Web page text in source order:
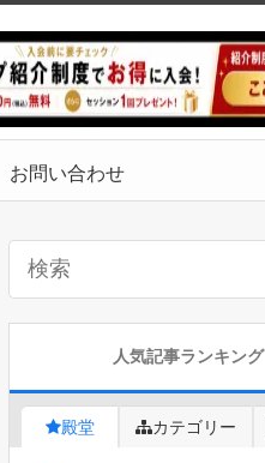
お問い合わせ
人気記事ランキング
殿堂 カテゴリー